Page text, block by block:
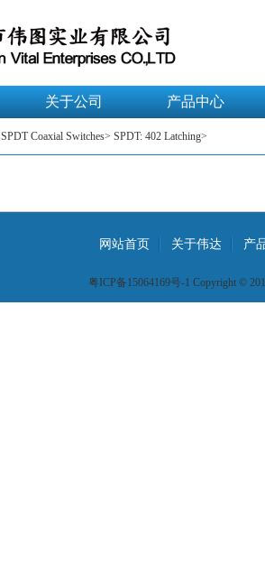
关于公司 产品中心
SPDT Coaxial Switches> SPDT: 402 Latching>
网站首页 关于伟达 产
粤ICP备15064169号-1 Copyright ©